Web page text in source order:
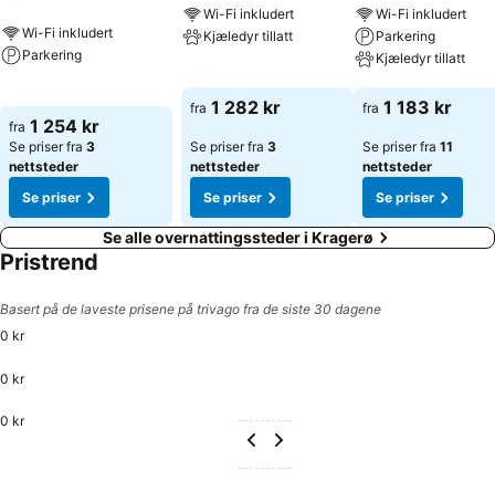
Wi-Fi inkludert
Parkering
fra 1 254 kr
Se priser fra 3
nettsteder
Se priser
Wi-Fi inkludert
Kjæledyr tillatt
fra 1 282 kr
Se priser fra 3
nettsteder
Se priser
Wi-Fi inkludert
Parkering
Kjæledyr tillatt
Se priser
fra 1 183 kr
Se priser fra 11
nettsteder
Se priser
Se alle overnattingssteder i Kragerø
Pristrend
Basert på de laveste prisene på trivago fra de siste 30 dagene
0 kr
0 kr
0 kr